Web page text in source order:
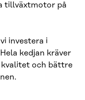
tillväxtmotor på
investera i
kedjan kräver
kvalitet och bättre